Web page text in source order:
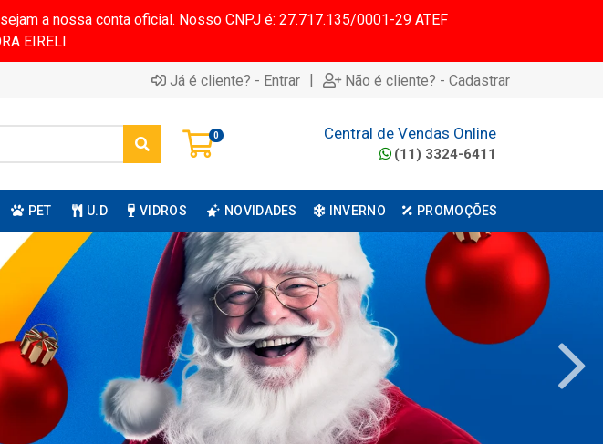
a nossa conta oficial. Nosso CNPJ é: 27.717.135/0001-29 ATEF
EIRELI
Já é cliente? - Entrar | Não é cliente? - Cadastrar
0 Central de Vendas Online
(11) 3324-6411
PET U.D VIDROS NOVIDADES INVERNO PROMOÇÕES